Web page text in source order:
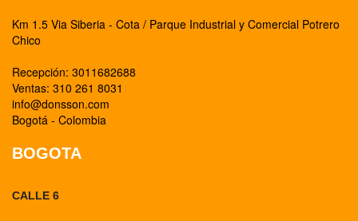
Km 1.5 Via Siberia - Cota / Parque Industrial y Comercial Potrero
Chico
Recepción: 3011682688
Ventas: 310 261 8031
info@donsson.com
Bogotá - Colombia
BOGOTA
CALLE 6